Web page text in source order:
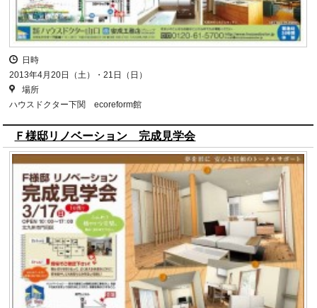
日時
2013年4月20日（土）・21日（日）
場所
ハウスドクター下関 ecoreform館
Ｆ様邸リノベーション 完成見学会